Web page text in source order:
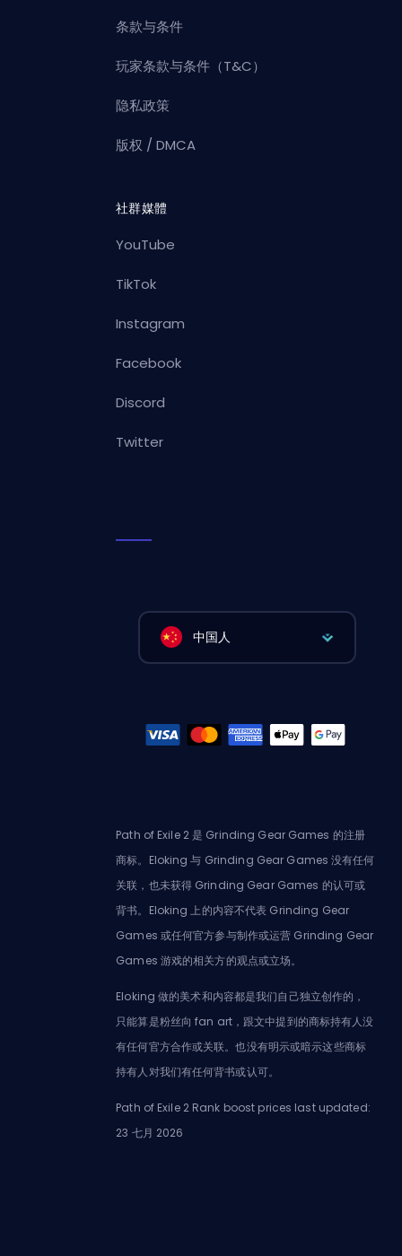
条款与条件
玩家条款与条件（T&C）
隐私政策
版权 / DMCA
社群媒體
YouTube
TikTok
Instagram
Facebook
Discord
Twitter
中国人
Path of Exile 2 是 Grinding Gear Games 的注册
商标。Eloking 与 Grinding Gear Games 没有任何
关联，也未获得 Grinding Gear Games 的认可或
背书。Eloking 上的内容不代表 Grinding Gear
Games 或任何官方参与制作或运营 Grinding Gear
Games 游戏的相关方的观点或立场。
Eloking 做的美术和内容都是我们自己独立创作的，
只能算是粉丝向 fan art，跟文中提到的商标持有人没
有任何官方合作或关联。也没有明示或暗示这些商标
持有人对我们有任何背书或认可。
Path of Exile 2 Rank boost prices last updated:
23 七月 2026